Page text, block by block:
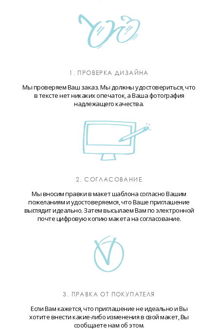
1. ПРОВЕРКА ДИЗАЙНА
Мы проверяем Ваш заказ. Мы должны удостовериться, что
в тексте нет никаких опечаток, а Ваша фотография
надлежащего качества.
2. СОГЛАСОВАНИЕ
Мы вносим правки в макет шаблона согласно Вашим
пожеланиям и удостоверяемся, что Ваше приглашение
выглядит идеально. Затем высылаем Вам по электронной
почте цифровую копию макета на согласование.
3. ПРАВКА ОТ ПОКУПАТЕЛЯ
Если Вам кажется, что приглашение не идеально и Вы
хотите внести какие-либо изменения в свой макет, Вы
сообщаете нам об этом.